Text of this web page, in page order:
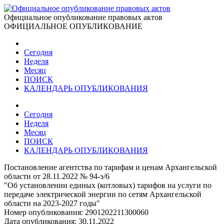
Официальное опубликование правовых актов
ОФИЦИАЛЬНОЕ ОПУБЛИКОВАНИЕ
Сегодня
Неделя
Месяц
ПОИСК
КАЛЕНДАРЬ ОПУБЛИКОВАНИЯ
Сегодня
Неделя
Месяц
ПОИСК
КАЛЕНДАРЬ ОПУБЛИКОВАНИЯ
Постановление агентства по тарифам и ценам Архангельской
области от 28.11.2022 № 94-э/6
"Об установлении единых (котловых) тарифов на услуги по
передаче электрической энергии по сетям Архангельской
области на 2023-2027 годы"
Номер опубликования: 2901202211300060
Дата опубликования: 30.11.2022